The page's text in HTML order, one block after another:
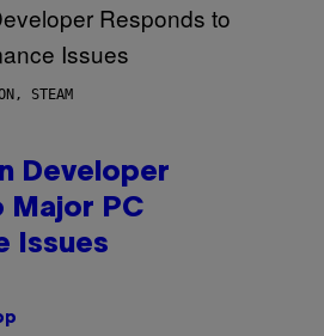
STEAM
Developer
Major PC
Issues